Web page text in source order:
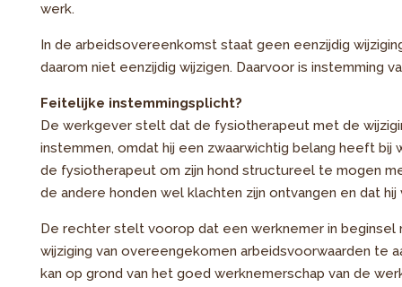
werk.
In de arbeidsovereenkomst staat geen eenzijdig
daarom niet eenzijdig wijzigen. Daarvoor is instemming
Feitelijke instemmingsplicht?
De werkgever stelt dat de fysiotherapeut met de
instemmen, omdat hij een zwaarwichtig belang heeft bij
de fysiotherapeut om zijn hond structureel te mogen
de andere honden wel klachten zijn ontvangen en dat
De rechter stelt voorop dat een werknemer in
wijziging van overeengekomen arbeidsvoorwaarden te
kan op grond van het goed werknemerschap van de